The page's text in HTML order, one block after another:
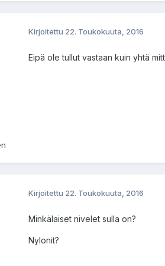
Kirjoitettu 22. Toukokuuta, 2016
Eipä ole tullut vastaan kuin yhtä
Kirjoitettu 22. Toukokuuta, 2016
Minkälaiset nivelet sulla on?
Nylonit?